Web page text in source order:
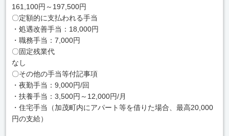
161,100円～197,500円
〇定額的に支払われる手当
・処遇改善手当：18,000円
・職務手当：7,000円
〇固定残業代
なし
〇その他の手当等付記事項
・夜勤手当：9,000円/回
・扶養手当：3,500円～12,000円/月
・住宅手当（加茂町内にアパート等を借りた場合、最高20,000
円の支給）